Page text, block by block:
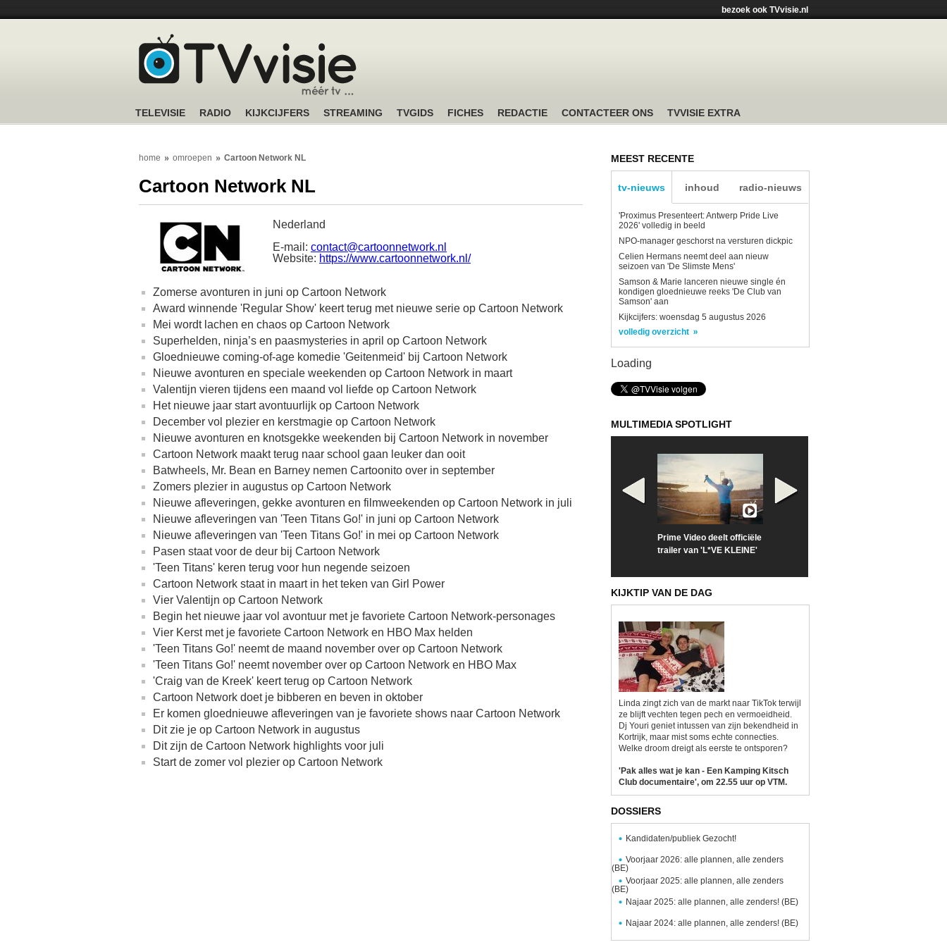
bezoek ook TVvisie.nl
TELEVISIE RADIO KIJKCIJFERS STREAMING TVGIDS FICHES REDACTIE CONTACTEER ONS TVVISIE EXTRA
home omroepen Cartoon Network NL
Cartoon Network NL
Nederland
E-mail: contact@cartoonnetwork.nl
Website: https://www.cartoonnetwork.nl/
Zomerse avonturen in juni op Cartoon Network
Award winnende 'Regular Show' keert terug met nieuwe serie op Cartoon Network
Mei wordt lachen en chaos op Cartoon Network
Superhelden, ninja’s en paasmysteries in april op Cartoon Network
Gloednieuwe coming-of-age komedie 'Geitenmeid' bij Cartoon Network
Nieuwe avonturen en speciale weekenden op Cartoon Network in maart
Valentijn vieren tijdens een maand vol liefde op Cartoon Network
Het nieuwe jaar start avontuurlijk op Cartoon Network
December vol plezier en kerstmagie op Cartoon Network
Nieuwe avonturen en knotsgekke weekenden bij Cartoon Network in november
Cartoon Network maakt terug naar school gaan leuker dan ooit
Batwheels, Mr. Bean en Barney nemen Cartoonito over in september
Zomers plezier in augustus op Cartoon Network
Nieuwe afleveringen, gekke avonturen en filmweekenden op Cartoon Network in juli
Nieuwe afleveringen van 'Teen Titans Go!' in juni op Cartoon Network
Nieuwe afleveringen van 'Teen Titans Go!' in mei op Cartoon Network
Pasen staat voor de deur bij Cartoon Network
'Teen Titans' keren terug voor hun negende seizoen
Cartoon Network staat in maart in het teken van Girl Power
Vier Valentijn op Cartoon Network
Begin het nieuwe jaar vol avontuur met je favoriete Cartoon Network-personages
Vier Kerst met je favoriete Cartoon Network en HBO Max helden
'Teen Titans Go!' neemt de maand november over op Cartoon Network
'Teen Titans Go!' neemt november over op Cartoon Network en HBO Max
'Craig van de Kreek' keert terug op Cartoon Network
Cartoon Network doet je bibberen en beven in oktober
Er komen gloednieuwe afleveringen van je favoriete shows naar Cartoon Network
Dit zie je op Cartoon Network in augustus
Dit zijn de Cartoon Network highlights voor juli
Start de zomer vol plezier op Cartoon Network
MEEST RECENTE
tv-nieuws inhoud radio-nieuws
'Proximus Presenteert: Antwerp Pride Live
2026' volledig in beeld
NPO-manager geschorst na versturen dickpic
Celien Hermans neemt deel aan nieuw
seizoen van 'De Slimste Mens'
Samson & Marie lanceren nieuwe single én
kondigen gloednieuwe reeks 'De Club van
Samson' aan
Kijkcijfers: woensdag 5 augustus 2026
volledig overzicht
Loading
MULTIMEDIA SPOTLIGHT
Prime Video deelt officiële
trailer van 'L*VE KLEINE'
KIJKTIP VAN DE DAG
Linda zingt zich van de markt naar TikTok terwijl
ze blijft vechten tegen pech en vermoeidheid.
Dj Youri geniet intussen van zijn bekendheid in
Kortrijk, maar mist soms echte connecties.
Welke droom dreigt als eerste te ontsporen?
'Pak alles wat je kan - Een Kamping Kitsch
Club documentaire', om 22.55 uur op VTM.
DOSSIERS
Kandidaten/publiek Gezocht!
Voorjaar 2026: alle plannen, alle zenders
(BE)
Voorjaar 2025: alle plannen, alle zenders
(BE)
Najaar 2025: alle plannen, alle zenders! (BE)
Najaar 2024: alle plannen, alle zenders! (BE)